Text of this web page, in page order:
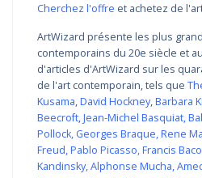
Cherchez l'offre et achetez de
ArtWizard présente les plus
contemporains du 20e siècle et
d'articles d'ArtWizard sur les
de l'art contemporain, tels que
Kusama,David Hockney,Barbara
Beecroft,Jean-Michel Basquiat,
Pollock, Georges Braque,Rene
Freud,Pablo Picasso,Francis
Kandinsky,Alphonse Mucha,